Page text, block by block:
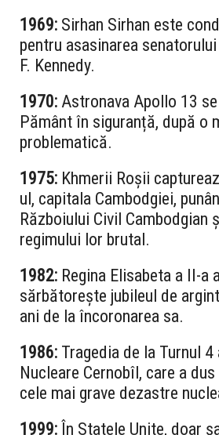
1969: Sirhan Sirhan este
pentru asasinarea
F. Kennedy.
1970: Astronava Apollo 13
Pământ în siguranță, după o
problematică.
1975: Khmerii Roșii
ul, capitala Cambodgiei,
Războiului Civil Cambodgian
regimului lor brutal.
1982: Regina Elisabeta a II-
sărbătorește jubileul de
ani de la încoronarea sa.
1986: Tragedia de la Turnul 4
Nucleare Cernobîl, care a
cele mai grave dezastre
1999: În Statele Unite, doar